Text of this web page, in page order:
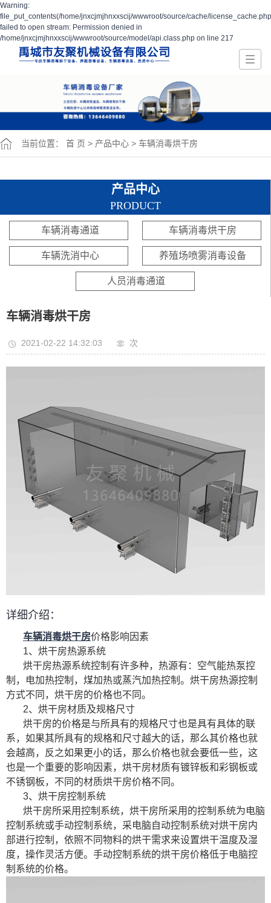
Warning:
file_put_contents(/home/jnxcjmjhnxxscij/wwwroot/source/cache/
failed to open stream: Permission denied in
/home/jnxcjmjhnxxscij/wwwroot/source/model/api.class.php on line 217
当前位置： 首 页 > 产品中心 > 车辆消毒烘干房
产品中心
PRODUCT
车辆消毒通道 车辆消毒烘干房
车辆洗消中心 养殖场喷雾消毒设备
人员消毒通道
车辆消毒烘干房
2021-02-22 14:32:03 次
详细介绍：
车辆消毒烘干房价格影响因素
1、烘干房热源系统
烘干房热源系统控制有许多种，热源有：空气能热泵控
制，电加热控制，煤加热或蒸汽加热控制。烘干房热源控制
方式不同，烘干房的价格也不同。
2、烘干房材质及规格尺寸
烘干房的价格是与所具有的规格尺寸也是具有具体的联
系，如果其所具有的规格和尺寸越大的话，那么其价格也就
会越高，反之如果更小的话，那么价格也就会要低一些，这
也是一个重要的影响因素，烘干房材质有镀锌板和彩钢板或
不锈钢板，不同的材质烘干房价格不同。
3、烘干房控制系统
烘干房所采用控制系统，烘干房所采用的控制系统为电脑
控制系统或手动控制系统，采电脑自动控制系统对烘干房内
部进行控制，依照不同物料的烘干需求来设置烘干温度及湿
度，操作灵活方便。手动控制系统的烘干房价格低于电脑控
制系统的价格。